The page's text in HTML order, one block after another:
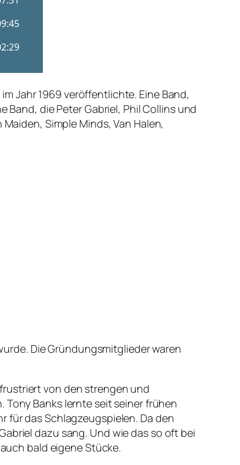
Jahr 1969 veröffentlichte. Eine Band,
die Peter Gabriel, Phil Collins und
Simple Minds, Van Halen,
Die Gründungsmitglieder waren
von den strengen und
Tony Banks lernte seit seiner frühen
für das Schlagzeugspielen. Da den
dazu sang. Und wie das so oft bei
bald eigene Stücke.